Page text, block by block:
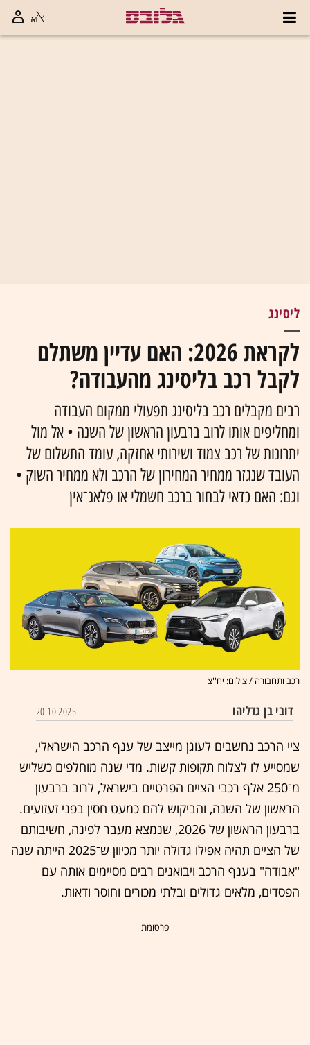
ליסינג
לקראת 2026: האם עדיין משתלם
לקבל רכב בליסינג מהעבודה?
רבים מקבלים רכב בליסינג תפעולי ממקום העבודה
ומחליפים אותו לרוב ברבעון הראשון של השנה • אל מול
יתרונות של רכב צמוד ושירותי אחזקה, עומד התשלום של
העובד שנגזר ממחיר המחירון של הרכב ולא ממחיר השוק •
וגם: האם כדאי לבחור ברכב חשמלי או פלאג־אין
רכב ותחבורה / צילום: יח''צ
דובי בן גדליהו 20.10.2025
ציי הרכב נחשבים לעוגן מייצב של ענף הרכב הישראלי,
שמסייע לו לצלוח תקופות קשות. מדי שנה מוחלפים כשליש
מ־250 אלף רכבי הציים הפרטיים בישראל, לרוב ברבעון
הראשון של השנה, והביקוש להם כמעט חסין בפני זעזועים.
ברבעון הראשון של 2026, שנמצא מעבר לפינה, חשיבותם
של הציים תהיה אפילו גדולה יותר מכיוון ש־2025 הייתה שנה
"אבודה" בענף הרכב ויבואנים רבים מסיימים אותה עם
הפסדים, מלאים גדולים ובלתי מכורים וחוסר ודאות.
- פרסומת -